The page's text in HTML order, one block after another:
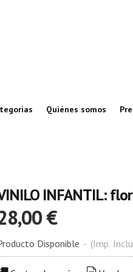
Quiénes somos
INFANTIL:
€
Disponible - (Imp.